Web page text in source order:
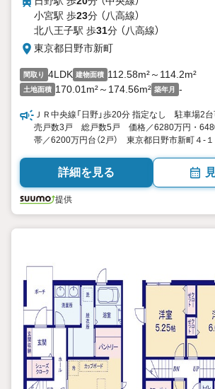
小宮駅 歩23分 （八高線）
北八王子駅 歩31分 （八高線）
東京都日野市新町
間取り 4LDK 建物面積 112.58m²～114.2m²
土地面積 170.01m²～174.56m² 築年月 -
ＪＲ中央線「日野」歩20分 指定なし 駐車場
売戸数3戸 総戸数5戸 価格／6280万円・
帯／6200万円台（2戸） 東京都日野市新町４
詳細を見る
提供